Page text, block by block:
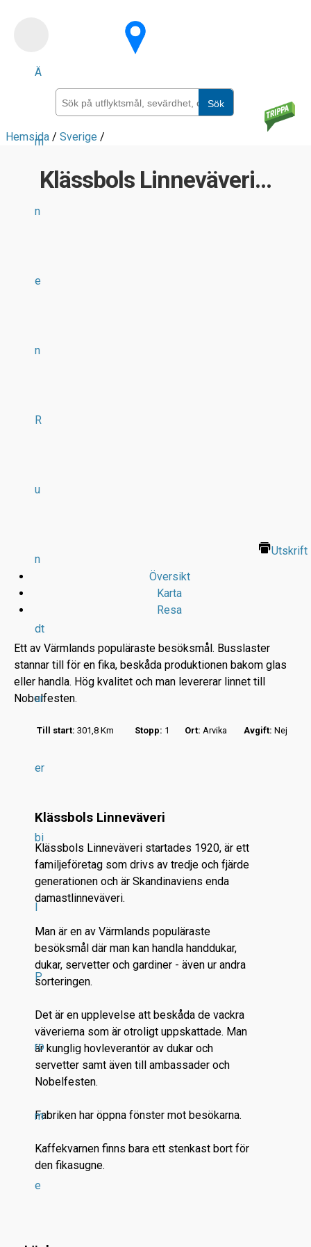
Ä
m
n
e
n
R
u
n
dt
ur
er
bi
l
P
ro
m
e
Sök
Hemsida / Sverige /
Klässbols Linneväveri...
Utskrift
Översikt
Karta
Resa
Ett av Värmlands populäraste besöksmål. Busslaster
stannar till för en fika, beskåda produktionen bakom glas
eller handla. Hög kvalitet och man levererar linnet till
Nobelfesten.
Till start: 301,8 Km Stopp: 1 Ort: Arvika Avgift: Nej
Klässbols Linneväveri
Klässbols Linneväveri startades 1920, är ett
familjeföretag som drivs av tredje och fjärde
generationen och är Skandinaviens enda
damastlinneväveri.
Man är en av Värmlands populäraste
besöksmål där man kan handla handdukar,
dukar, servetter och gardiner - även ur andra
sorteringen.
Det är en upplevelse att beskåda de vackra
väverierna som är otroligt uppskattade. Man
är kunglig hovleverantör av dukar och
servetter samt även till ambassader och
Nobelfesten.
Fabriken har öppna fönster mot besökarna.
Kaffekvarnen finns bara ett stenkast bort för
den fikasugne.